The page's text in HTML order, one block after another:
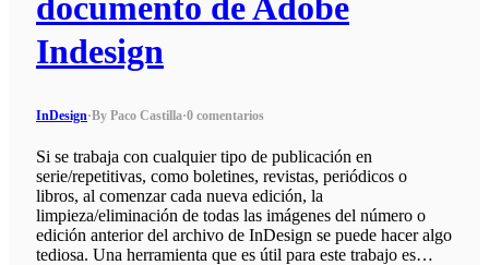
Indesign
InDesign·By Paco Castilla·0 comentarios
Si se trabaja con cualquier tipo de publicación en
serie/repetitivas, como boletines, revistas, periódicos o
libros, al comenzar cada nueva edición, la
limpieza/eliminación de todas las imágenes del número o
edición anterior del archivo de InDesign se puede hacer algo
tediosa. Una herramienta que es útil para este trabajo es…